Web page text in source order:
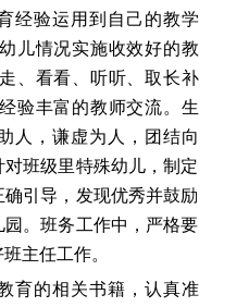
经验运用到自己的教学
儿情况实施收效好的教
、看看、听听、取长补
验丰富的教师交流。生
人，谦虚为人，团结向
对班级里特殊幼儿，制定
引导，发现优秀并鼓励
。班务工作中，严格要
主任工作。
的相关书籍，认真准